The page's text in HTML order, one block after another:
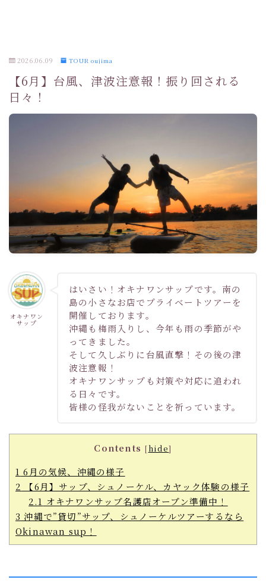
2026.06.09 TOUR oujima
【6月】台風、津波注意報！振り回される
日々！
オキナワン
サップ
はいさい！オキナワンサップです。南の
島の小さなお店でプライベートツアーを
開催しております。
沖縄も梅雨入りし、今年も雨の季節がや
ってきました。
そして久しぶりに台風直撃！その後の津
波注意報！
オキナワンサップも対策や対応に追われ
る日々です。
皆様の怪我がないことを祈っています。
Contents [hide]
1 6月の気候、沖縄の様子
2
【6月】サップ、シュノーケル、カヤック体験の様子
2.1 オキナワンサップ名護店オープン準備中！
3 沖縄で”貸切”サップ、シュノーケルツアーするなら
Okinawan sup！